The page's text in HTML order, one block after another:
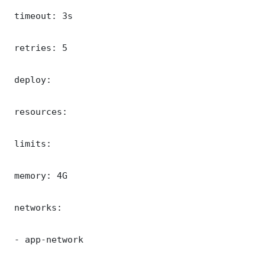
timeout: 3s
retries: 5
deploy:
resources:
limits:
memory: 4G
networks:
- app-network